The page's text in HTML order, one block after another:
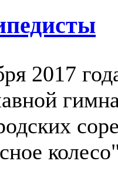
2017